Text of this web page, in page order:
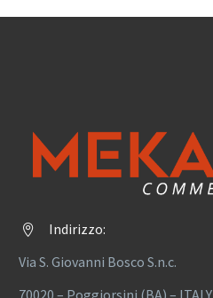


Indirizzo:
Via S. Giovanni Bosco S.n.c.